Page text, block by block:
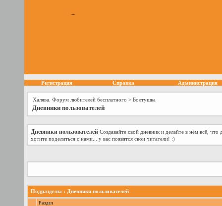
Регистрация Справка Администрация
Халява. Форум любителей бесплатного > Болтушка
Дневники пользователей
Дневники пользователей Создавайте свой дневник и делайте в нём всё,
хотите поделиться с нами... у вас появятся свои читатели! :)
Подразделы : Дневники пользователей
Раздел